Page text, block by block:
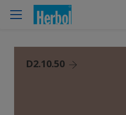
D2.10.50